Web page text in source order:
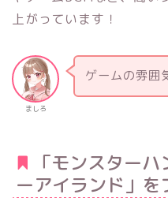
上がっています！
ましろ
ゲームの雰囲
「モンスター
ーアイランド」